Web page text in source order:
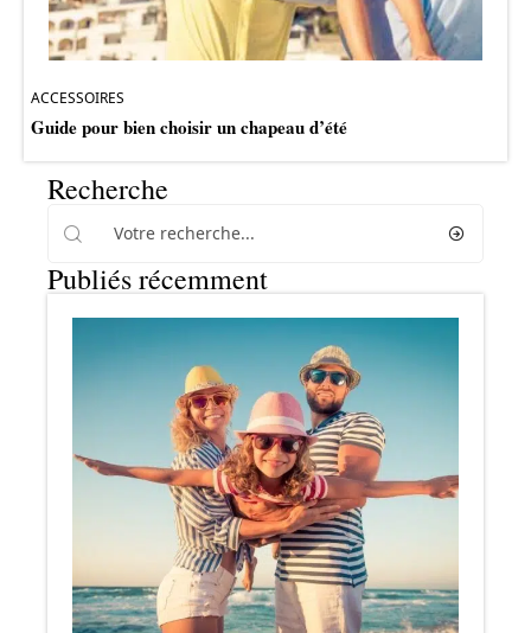
ACCESSOIRES
Guide pour bien choisir un chapeau d’été
Recherche
Publiés récemment